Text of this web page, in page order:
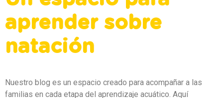
aprender sobre
natación
Nuestro blog es un espacio creado para acompañar a las
familias en cada etapa del aprendizaje acuático. Aquí